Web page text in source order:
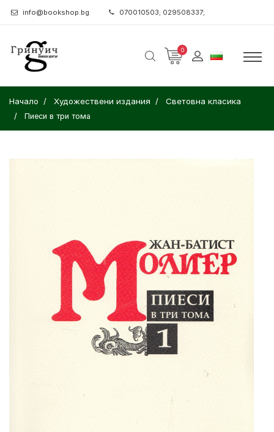
info@bookshop.bg 070010503; 029508337;
0
Начало Художествени издания Световна класика
Пиеси в три тома